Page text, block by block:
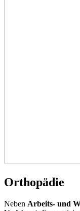
Orthopädie
Neben Arbeits- und